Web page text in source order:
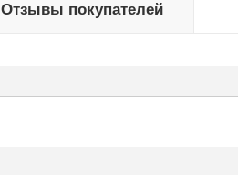
Отзывы покупателей